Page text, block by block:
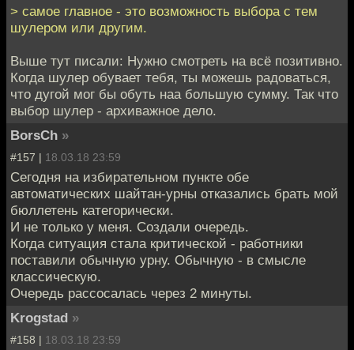
> самое главное - это возможность выбора с тем
шулером или другим.
Выше тут писали: Нужно смотреть на всё позитивно.
Когда шулер обувает тебя, ты можешь радоваться,
что дугой мог бы обуть наа большую сумму. Так что
выбор шулер - архиважное дело.
BorsCh »
#157 | 18.03.18 23:59
Сегодня на избирательном пункте обе
автоматических шайтан-урны отказались брать мой
бюллетень категорически.
И не только у меня. Создали очередь.
Когда ситуация стала критической - работники
поставили обычную урну. Обычную - в смысле
классическую.
Очередь рассосалась через 2 минуты.
Krogstad »
#158 | 18.03.18 23:59